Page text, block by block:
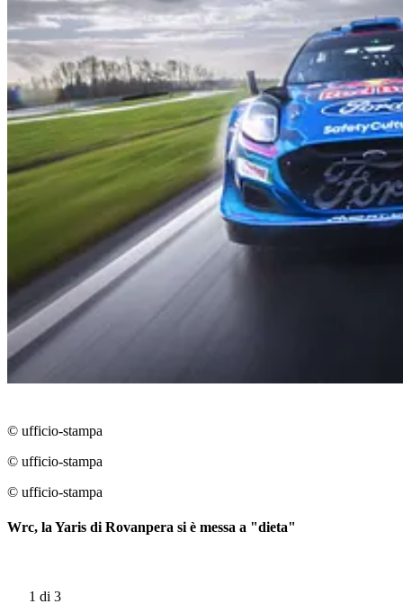
© ufficio-stampa
© ufficio-stampa
© ufficio-stampa
Wrc, la Yaris di Rovanpera si è messa a "dieta"
1 di 3